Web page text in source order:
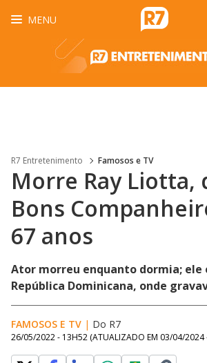
MENU
R7 Entretenimento Famosos e TV
Morre Ray Liotta,
Bons
67 anos
Ator morreu enquanto dormia; ele
República Dominicana, onde
FAMOSOS E TV | Do R7
26/05/2022 - 13H52 (ATUALIZADO EM 03/04/2024